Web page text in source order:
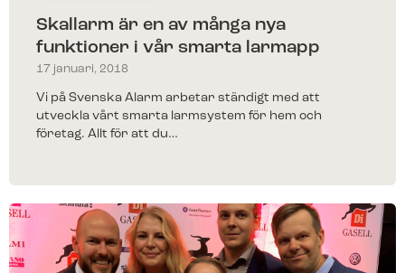
Skallarm är en av många nya
funktioner i vår smarta larmapp
17 januari, 2018
Vi på Svenska Alarm arbetar ständigt med att
utveckla vårt smarta larmsystem för hem och
företag. Allt för att du…